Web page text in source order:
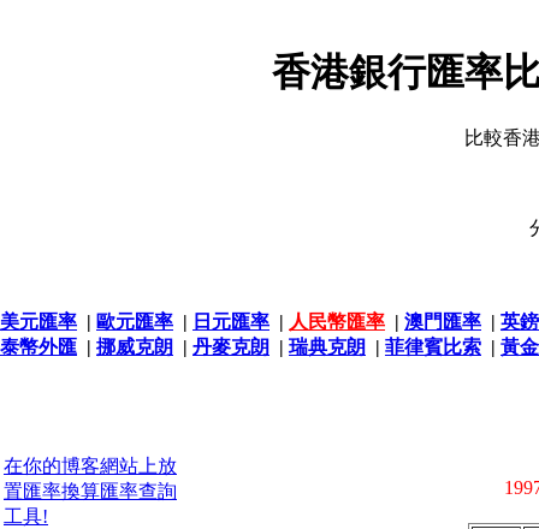
香港銀行匯率
比較香
美元匯率 | 歐元匯率 | 日元匯率 | 人民幣匯率 | 澳門匯率 | 英
泰幣外匯 | 挪威克朗 | 丹麥克朗 | 瑞典克朗 | 菲律賓比索 | 黃
在你的博客網站上放
置匯率換算匯率查詢
工具!